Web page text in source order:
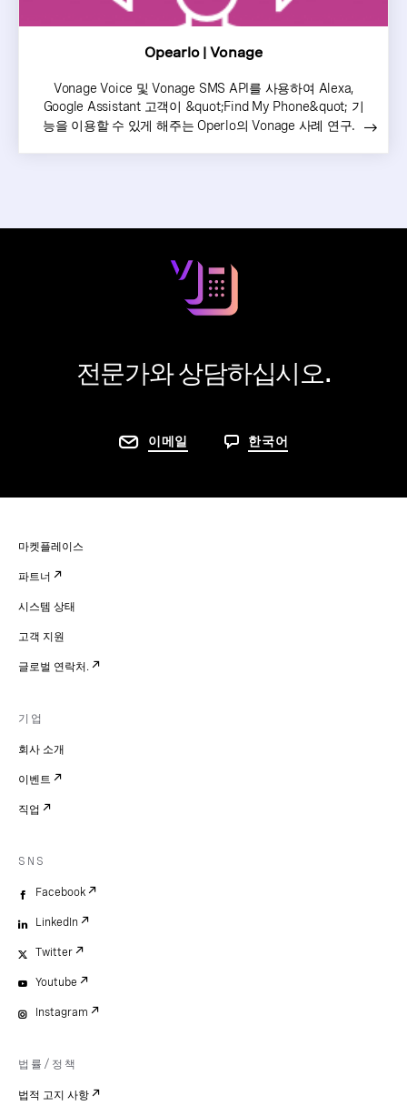
Opearlo | Vonage
Vonage Voice 및 Vonage SMS API를 사용하여 Alexa,
Google Assistant 고객이 &quot;Find My Phone&quot; 기
능을 이용할 수 있게 해주는 Operlo의 Vonage 사례 연구.
전문가와 상담하십시오.
이메일 한국어
마켓플레이스
파트너
시스템 상태
고객 지원
글로벌 연락처.
기업
회사 소개
이벤트
직업
SNS
Facebook
LinkedIn
Twitter
Youtube
Instagram
법률/정책
법적 고지 사항